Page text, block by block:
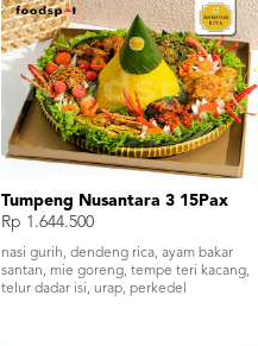
Tumpeng Nusantara 3 15Pax
Rp 1.644.500
nasi gurih, dendeng rica, ayam bakar
santan, mie goreng, tempe teri kacang,
telur dadar isi, urap, perkedel